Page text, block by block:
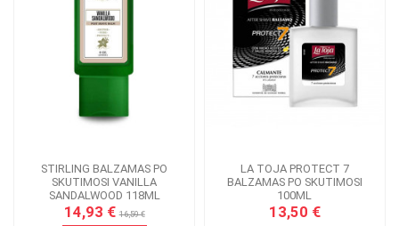
STIRLING BALZAMAS PO
SKUTIMOSI VANILLA
SANDALWOOD 118ML
14,93 €16,59 €
LA TOJA PROTECT 7
BALZAMAS PO SKUTIMOSI
100ML
13,50 €